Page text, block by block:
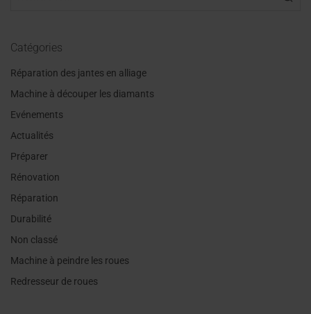
Catégories
Réparation des jantes en alliage
Machine à découper les diamants
Evénements
Actualités
Préparer
Rénovation
Réparation
Durabilité
Non classé
Machine à peindre les roues
Redresseur de roues